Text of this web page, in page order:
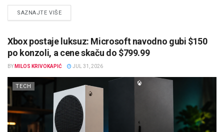
SAZNAJTE VIŠEDETAILS
Xbox postaje luksuz: Microsoft navodno gubi $150
po konzoli, a cene skaču do $799.99
BY MILOS KRIVOKAPIĆ JUL 31, 2026
TECH